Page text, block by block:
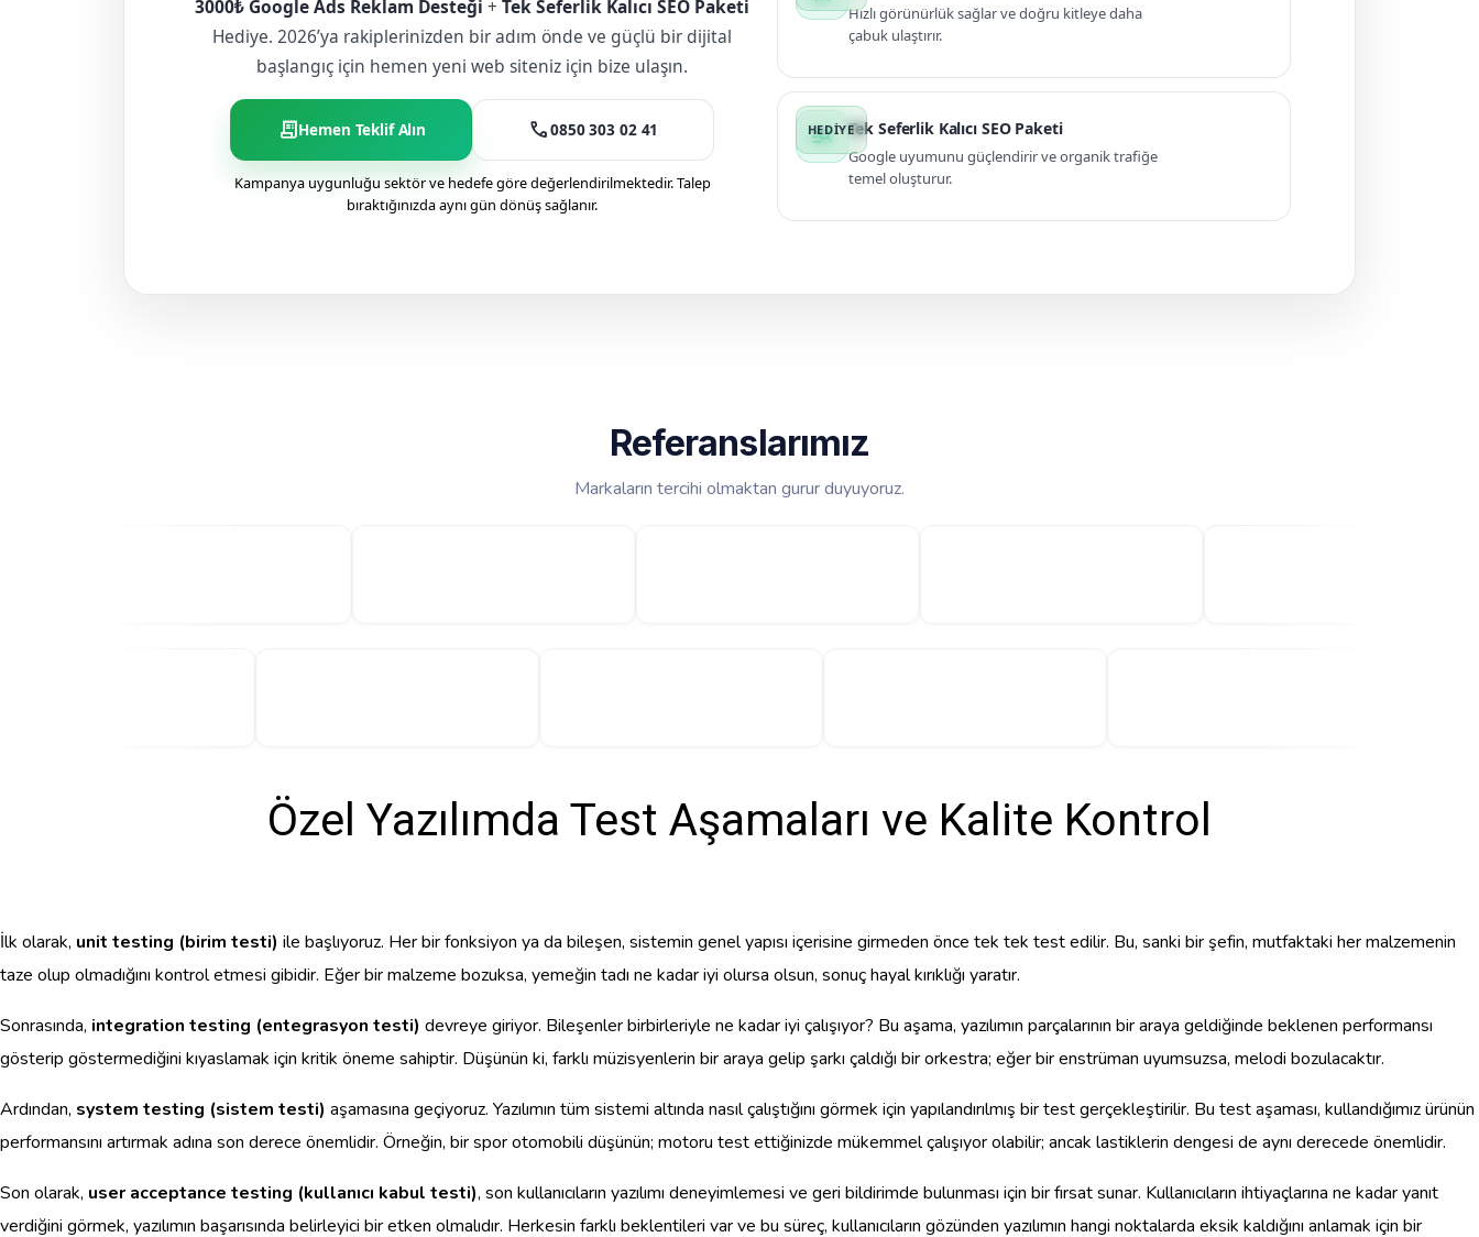
3000₺ Google Ads Reklam Desteği +Tek Seferlik Kalıcı SEO Paketi
Hediye. 2026’ya rakiplerinizden bir adım önde ve güçlü bir dijital
başlangıç için hemen yeni web siteniz için bize ulaşın.
receipt_longHemen Teklif Alın call0850 303 02 41
Kampanya uygunluğu sektör ve hedefe göre değerlendirilmektedir. Talep
bıraktığınızda aynı gün dönüş sağlanır.
Hızlı görünürlük sağlar ve doğru kitleye daha
çabuk ulaştırır.
manage_search Tek Seferlik Kalıcı SEO Paketi
Google uyumunu güçlendirir ve organik trafiğe
temel oluşturur.
Referanslarımız
Markaların tercihi olmaktan gurur duyuyoruz.
Özel Yazılımda Test Aşamaları ve Kalite Kontrol
İlk olarak, unit testing (birim testi) ile başlıyoruz. Her bir fonksiyon ya da bileşen, sistemin genel yapısı içerisine girmeden önce tek tek test edilir. Bu, sanki bir şefin, mutfaktaki her malzemenin
taze olup olmadığını kontrol etmesi gibidir. Eğer bir malzeme bozuksa, yemeğin tadı ne kadar iyi olursa olsun, sonuç hayal kırıklığı yaratır.
Sonrasında, integration testing (entegrasyon testi) devreye giriyor. Bileşenler birbirleriyle ne kadar iyi çalışıyor? Bu aşama, yazılımın parçalarının bir araya geldiğinde beklenen performansı
gösterip göstermediğini kıyaslamak için kritik öneme sahiptir. Düşünün ki, farklı müzisyenlerin bir araya gelip şarkı çaldığı bir orkestra; eğer bir enstrüman uyumsuzsa, melodi bozulacaktır.
Ardından, system testing (sistem testi) aşamasına geçiyoruz. Yazılımın tüm sistemi altında nasıl çalıştığını görmek için yapılandırılmış bir test gerçekleştirilir. Bu test aşaması, kullandığımız ürünün
performansını artırmak adına son derece önemlidir. Örneğin, bir spor otomobili düşünün; motoru test ettiğinizde mükemmel çalışıyor olabilir; ancak lastiklerin dengesi de aynı derecede önemlidir.
Son olarak, user acceptance testing (kullanıcı kabul testi), son kullanıcıların yazılımı deneyimlemesi ve geri bildirimde bulunması için bir fırsat sunar. Kullanıcıların ihtiyaçlarına ne kadar yanıt
verdiğini görmek, yazılımın başarısında belirleyici bir etken olmalıdır. Herkesin farklı beklentileri var ve bu süreç, kullanıcıların gözünden yazılımın hangi noktalarda eksik kaldığını anlamak için bir